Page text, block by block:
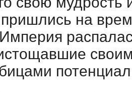
пришлись на